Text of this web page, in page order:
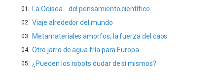
La Odisea… del pensamiento científico
Viaje alrededor del mundo
Metamateriales amorfos, la fuerza del caos
Otro jarro de agua fría para Europa
¿Pueden los robots dudar de sí mismos?